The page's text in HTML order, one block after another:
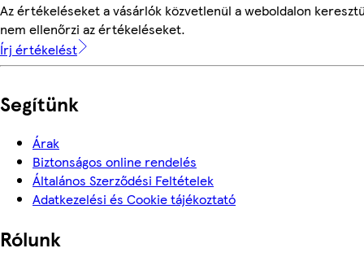
Az értékeléseket a vásárlók közvetlenül a weboldalon
nem ellenőrzi az értékeléseket.
Írj értékelést
Segítünk
Árak
Biztonságos online rendelés
Általános Szerződési Feltételek
Adatkezelési és Cookie tájékoztató
Rólunk